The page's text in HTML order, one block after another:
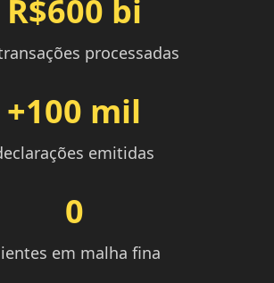
R$600 bi
processadas
+100 mil
emitidas
0
em malha fina